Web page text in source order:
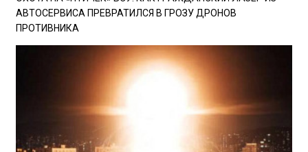
АВТОСЕРВИСА ПРЕВРАТИЛСЯ В ГРОЗУ ДРОНОВ
ПРОТИВНИКА